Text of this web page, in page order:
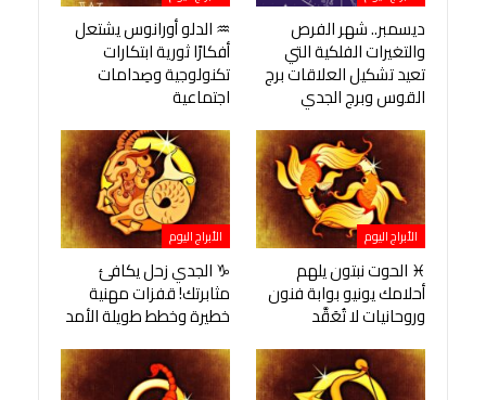
ديسمبر.. شهر الفرص
والتغيرات الفلكية التي
تعيد تشكيل العلاقات برج
القوس وبرج الجدي
♒ الدلو أورانوس يشتعل
أفكارًا ثورية ابتكارات
تكنولوجية وصِدامات
اجتماعية
الأبراج اليوم
♓ الحوت نبتون يلهم
أحلامك يونيو بوابة فنون
وروحانيات لا تُعَقَّد
الأبراج اليوم
♑ الجدي زحل يكافئ
مثابرتك! قفزات مهنية
خطيرة وخطط طويلة الأمد